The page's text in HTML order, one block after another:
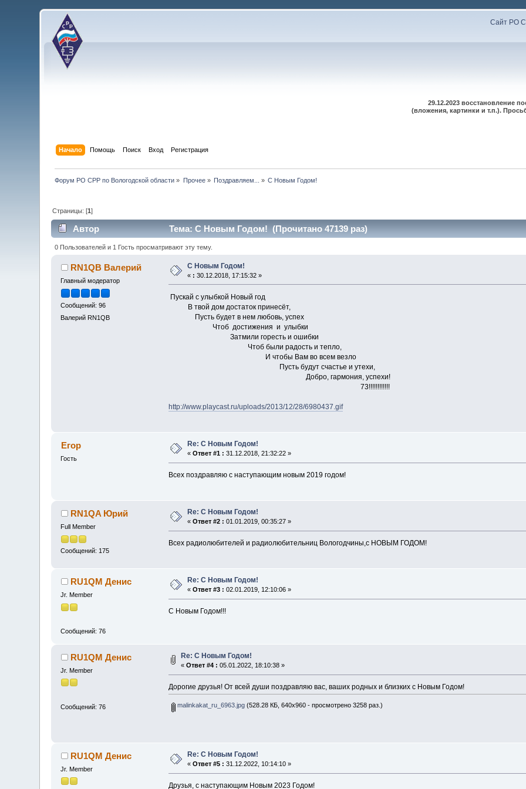
Сайт РО
29.12.2023 восстановление
(вложения, картинки и т.п.).
Начало Помощь Поиск Вход Регистрация
Форум РО СРР по Вологодской области » Прочее» Поздравляем... » С Новым Годом!
Страницы: [1]
Автор Тема: С Новым Годом! (Прочитано 47139 раз)
0 Пользователей и 1 Гость просматривают эту тему.
RN1QB Валерий
Главный модератор
Сообщений: 96
Валерий RN1QB
С Новым Годом!
« : 30.12.2018, 17:15:32 »
Пускай с улыбкой Новый год
В твой дом достаток принесёт,
Пусть будет в нем любовь, успех
Чтоб достижения и улыбки
Затмили горесть и ошибки
Чтоб были радость и тепло,
И чтобы Вам во всем везло
Пусть будут счастье и утехи,
Добро, гармония, успехи!
73!!!!!!!!!!!!
http://www.playcast.ru/uploads/2013/12/28/6980437.gif
Егор
Гость
Re: С Новым Годом!
«Ответ #1 : 31.12.2018, 21:32:22 »
Всех поздравляю с наступающим новым 2019 годом!
RN1QA Юрий
Full Member
Сообщений: 175
Re: С Новым Годом!
«Ответ #2 : 01.01.2019, 00:35:27 »
Всех радиолюбителей и радиолюбительниц Вологодчины,с НОВЫМ ГОДОМ!
RU1QM Денис
Jr. Member
Сообщений: 76
Re: С Новым Годом!
«Ответ #3 : 02.01.2019, 12:10:06 »
С Новым Годом!!!
RU1QM Денис
Jr. Member
Сообщений: 76
Re: С Новым Годом!
«Ответ #4 : 05.01.2022, 18:10:38 »
Дорогие друзья! От всей души поздравляю вас, ваших родных и близких с Новым Годом!
malinkakat_ru_6963.jpg (528.28 КБ, 640x960 - просмотрено 3258 раз.)
RU1QM Денис
Jr. Member
Re: С Новым Годом!
«Ответ #5 : 31.12.2022, 10:14:10 »
Друзья, с наступающим Новым 2023 Годом!